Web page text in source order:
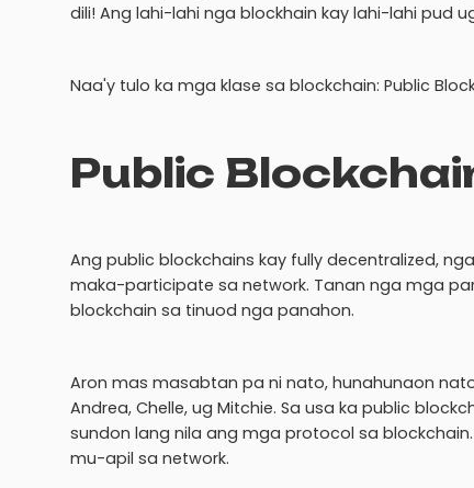
dili! Ang lahi-lahi nga blockhain kay lahi-lahi pud
Naa'y tulo ka mga klase sa blockchain: Public
Public
Ang public blockchains kay fully decentralized,
maka-participate sa network. Tanan nga mga
blockchain sa tinuod nga panahon.
Aron mas masabtan pa ni nato, hunahunaon
Andrea, Chelle, ug Mitchie. Sa usa ka public
sundon lang nila ang mga protocol sa
mu-apil sa network.